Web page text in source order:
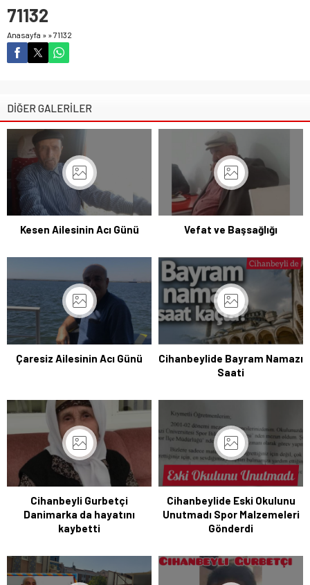
71132
Anasayfa » »71132
DİĞER GALERİLER
Kesen Ailesinin Acı Günü Vefat ve Başsağlığı
Çaresiz Ailesinin Acı Günü
Cihanbeylide Bayram Namazı
Saati
Cihanbeyli Gurbetçi
Danimarka da hayatını
kaybetti
Cihanbeylide Eski Okulunu
Unutmadı Spor Malzemeleri
Gönderdi